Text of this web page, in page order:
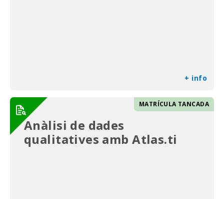
+ info
MATRÍCULA TANCADA
Anàlisi de dades
qualitatives amb Atlas.ti